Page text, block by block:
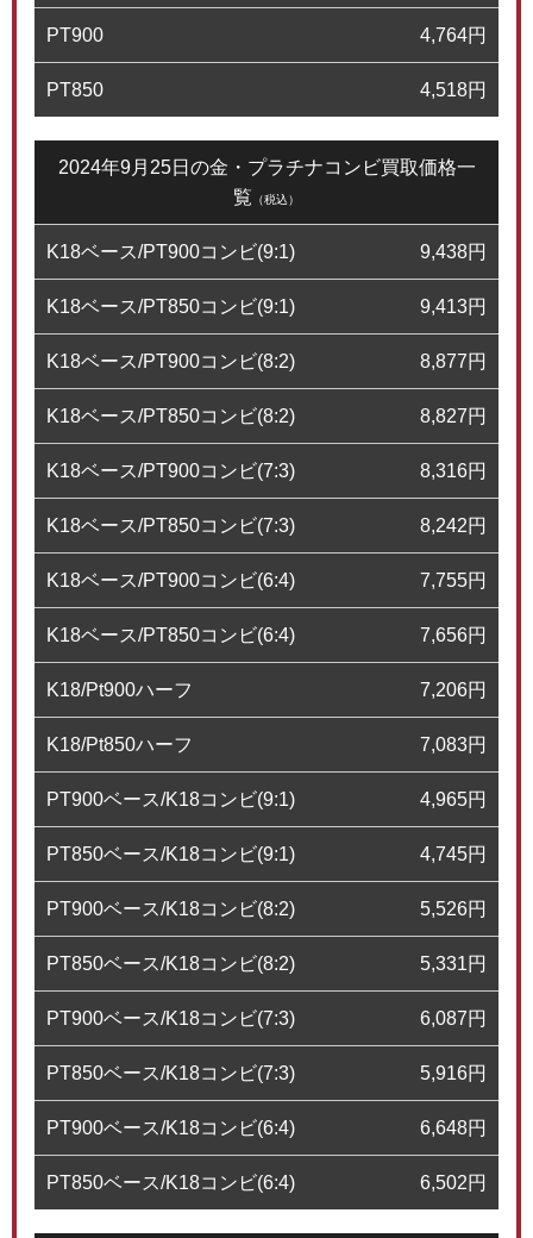
PT900 4,764円
PT850 4,518円
2024年9月25日の金・プラチナコンビ買取価格一
覧 （税込）
K18ベース/PT900コンビ(9:1) 9,438円
K18ベース/PT850コンビ(9:1) 9,413円
K18ベース/PT900コンビ(8:2) 8,877円
K18ベース/PT850コンビ(8:2) 8,827円
K18ベース/PT900コンビ(7:3) 8,316円
K18ベース/PT850コンビ(7:3) 8,242円
K18ベース/PT900コンビ(6:4) 7,755円
K18ベース/PT850コンビ(6:4) 7,656円
K18/Pt900ハーフ 7,206円
K18/Pt850ハーフ 7,083円
PT900ベース/K18コンビ(9:1) 4,965円
PT850ベース/K18コンビ(9:1) 4,745円
PT900ベース/K18コンビ(8:2) 5,526円
PT850ベース/K18コンビ(8:2) 5,331円
PT900ベース/K18コンビ(7:3) 6,087円
PT850ベース/K18コンビ(7:3) 5,916円
PT900ベース/K18コンビ(6:4) 6,648円
PT850ベース/K18コンビ(6:4) 6,502円